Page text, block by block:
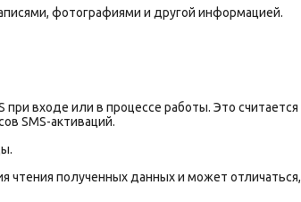
фотографиями и другой информацией.
входе или в процессе работы. Это
SMS-активаций.
чтения полученных данных и может отличаться,